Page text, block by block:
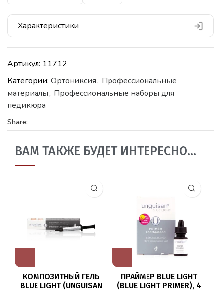
Характеристики
Артикул: 11712
Категории: Ортониксия, Профессиональные
материалы, Профессиональные наборы для
педикюра
Share:
ВАМ ТАКЖЕ БУДЕТ ИНТЕРЕСНО…
КОМПОЗИТНЫЙ ГЕЛЬ
BLUE LIGHT (UNGUISAN
ПРАЙМЕР BLUE LIGHT
(BLUE LIGHT PRIMER), 4